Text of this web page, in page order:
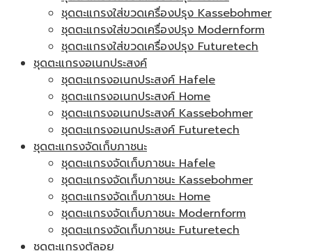
ชุดตะแกรงใส่ขวดเครื่องปรุง Kassebohmer
ชุดตะแกรงใส่ขวดเครื่องปรุง Modernform
ชุดตะแกรงใส่ขวดเครื่องปรุง Futuretech
ชุดตะแกรงอเนกประสงค์
ชุดตะแกรงอเนกประสงค์ Hafele
ชุดตะแกรงอเนกประสงค์ Home
ชุดตะแกรงอเนกประสงค์ Kassebohmer
ชุดตะแกรงอเนกประสงค์ Futuretech
ชุดตะแกรงจัดเก็บภาชนะ
ชุดตะแกรงจัดเก็บภาชนะ Hafele
ชุดตะแกรงจัดเก็บภาชนะ Kassebohmer
ชุดตะแกรงจัดเก็บภาชนะ Home
ชุดตะแกรงจัดเก็บภาชนะ Modernform
ชุดตะแกรงจัดเก็บภาชนะ Futuretech
ชุดตะแกรงตู้ลอย